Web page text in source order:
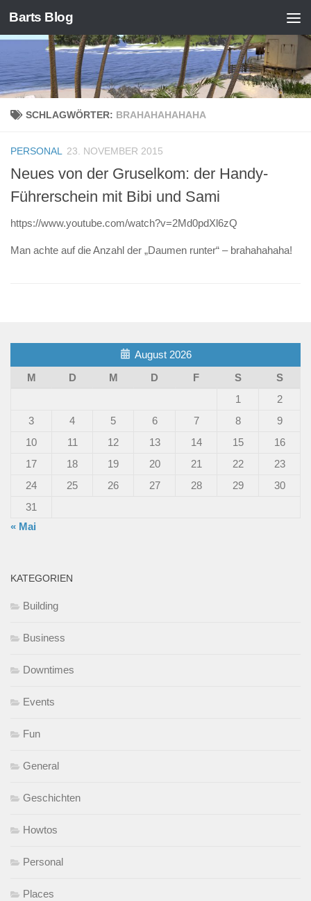
Zum Inhalt springen
Barts Blog
SCHLAGWÖRTER: BRAHAHAHAHAHA
PERSONAL 23. NOVEMBER 2015
Neues von der Gruselkom: der Handy-
Führerschein mit Bibi und Sami
https://www.youtube.com/watch?v=2Md0pdXl6zQ
Man achte auf die Anzahl der „Daumen runter“ – brahahahaha!
August 2026
M
D M D F S
S
1
2
3
4 5 6 7 8
9
10
11 12 13 14 15
16
17
18 19 20 21 22
23
24
25 26 27 28 29
30
31
« Mai
KATEGORIEN
Building
Business
Downtimes
Events
Fun
General
Geschichten
Howtos
Personal
Places